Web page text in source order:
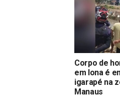
Corpo de
em lona é
igarapé na
Manaus